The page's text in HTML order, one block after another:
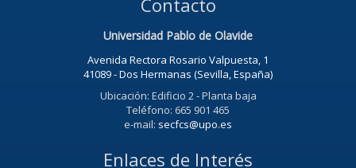
Contacto
Universidad Pablo de Olavide
Avenida Rectora Rosario Valpuesta, 1
41089 - Dos Hermanas (Sevilla, España)
Ubicación: Edificio 2 - Planta baja
Teléfono: 665 901 465
e-mail: secfcs@upo.es
Enlaces de Interés